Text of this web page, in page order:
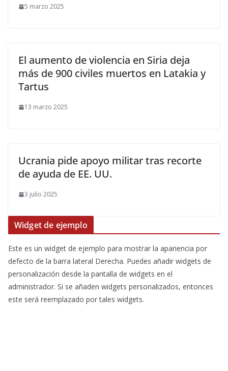
5 marzo 2025
El aumento de violencia en Siria deja
más de 900 civiles muertos en Latakia y
Tartus
13 marzo 2025
Ucrania pide apoyo militar tras recorte
de ayuda de EE. UU.
3 julio 2025
Widget de ejemplo
Este es un widget de ejemplo para mostrar la apariencia por
defecto de la barra lateral Derecha. Puedes añadir widgets de
personalización desde la pantalla de widgets en el
administrador. Si se añaden widgets personalizados, entonces
este será reemplazado por tales widgets.